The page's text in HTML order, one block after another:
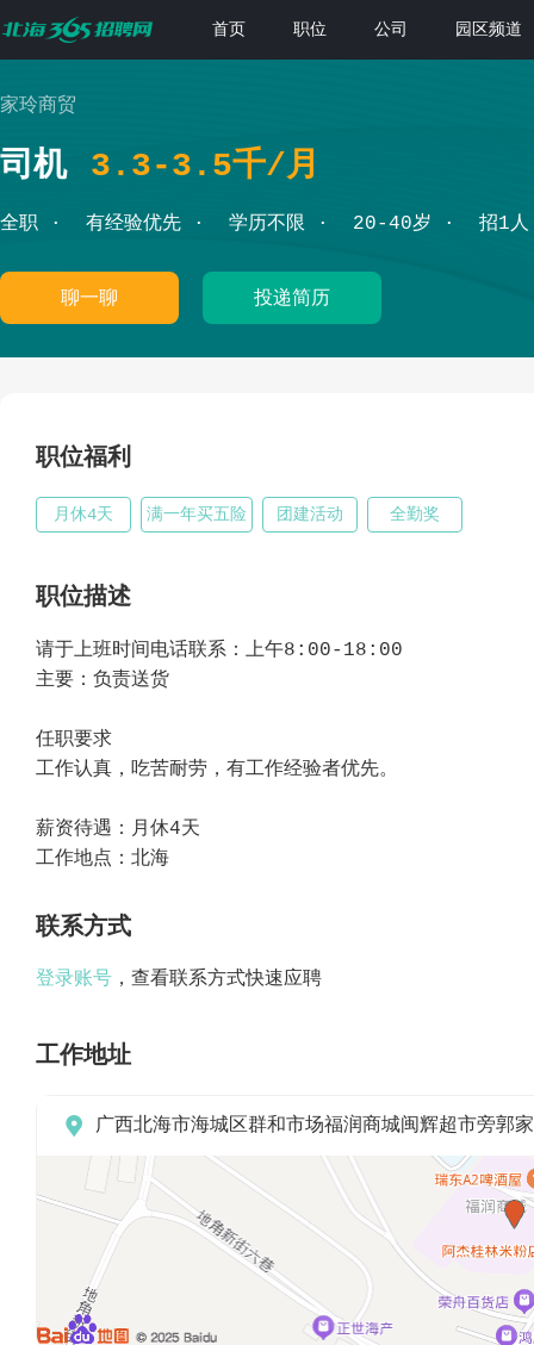
首页 职位 公司 园区频道
家玲商贸
司机 3.3-3.5千/月
全职 有经验优先 学历不限 20-40岁 招1人
聊一聊 投递简历
职位福利
月休4天 满一年买五险 团建活动 全勤奖
职位描述
请于上班时间电话联系：上午8:00-18:00
主要：负责送货
任职要求
工作认真，吃苦耐劳，有工作经验者优先。
薪资待遇：月休4天
工作地点：北海
联系方式
登录账号 ，查看联系方式快速应聘
工作地址
 广西北海市海城区群和市场福润商城闽辉超市旁郭